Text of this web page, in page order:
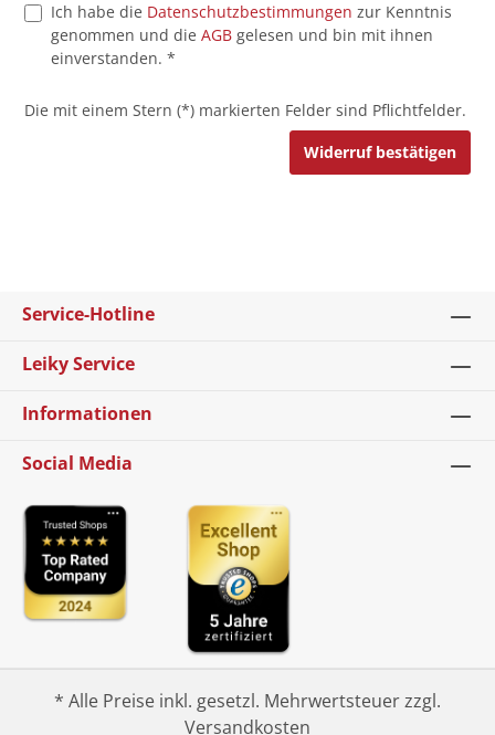
Ich habe die Datenschutzbestimmungen zur Kenntnis
genommen und die AGB gelesen und bin mit ihnen
einverstanden. *
Die mit einem Stern (*) markierten Felder sind Pflichtfelder.
Widerruf bestätigen
Service-Hotline
Leiky Service
Informationen
Social Media
* Alle Preise inkl. gesetzl. Mehrwertsteuer zzgl.
Versandkosten